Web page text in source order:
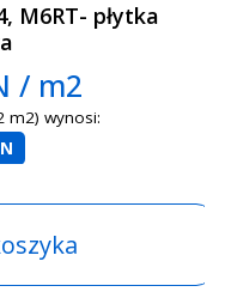
M6RT- płytka
/ m2
m2) wynosi: